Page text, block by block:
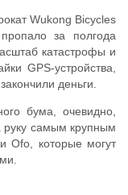
Wukong Bicycles
за полгода
катастрофы и
GPS-устройства,
деньги.
бума, очевидно,
руку самым крупным
Ofo, которые могут